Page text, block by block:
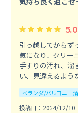
5.0
引っ越してからず
気になり、クリー
手すりの汚れ、溜
い、見違えるよう
ベランダ/バルコニー
投稿日：2024/12/10